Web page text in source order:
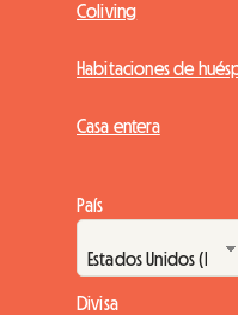
Coliving
Habitaciones de
Casa entera
País
Divisa